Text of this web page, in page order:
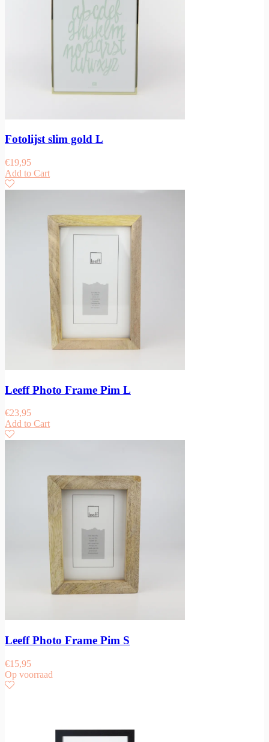
Fotolijst slim gold L
€19,95
Add to Cart
Leeff Photo Frame Pim L
€23,95
Add to Cart
Leeff Photo Frame Pim S
€15,95
Op voorraad